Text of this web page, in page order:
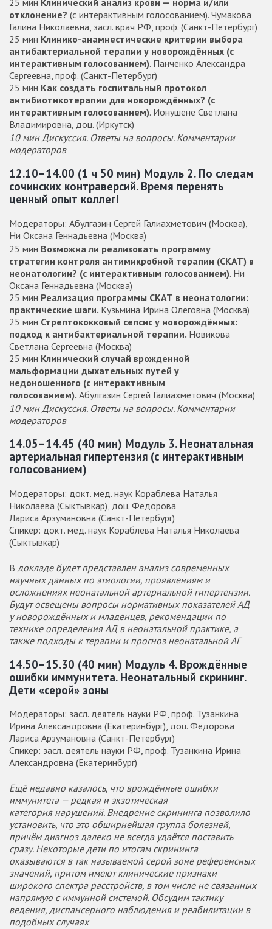
25 мин Клинический анализ крови — норма и/или
отклонение? (с интерактивным голосованием). Чумакова
Галина Николаевна, засл. врач РФ, проф. (Санкт-Петербург)
25 мин Клинико-анамнестические критерии выбора
антибактериальной терапии у новорождённых (с
интерактивным голосованием). Панченко Александра
Сергеевна, проф. (Санкт-Петербург)
25 мин Как создать госпитальный протокол
антибиотикотерапии для новорождённых? (с
интерактивным голосованием). Ионушене Светлана
Владимировна, доц. (Иркутск)
10 мин Дискуссия. Ответы на вопросы. Комментарии
модераторов
12.10–14.00 (1 ч 50 мин) Модуль 2. По следам
сочинских контраверсий. Время перенять
ценный опыт коллег!
Модераторы: Абулгазин Сергей Галиахметович (Москва),
Ни Оксана Геннадьевна (Москва)
25 мин Возможна ли реализовать программу
стратегии контроля антимикробной терапии (СКАТ) в
неонатологии? (с интерактивным голосованием). Ни
Оксана Геннадьевна (Москва)
25 мин Реализация программы СКАТ в неонатологии:
практические шаги. Кузьмина Ирина Олеговна (Москва)
25 мин Стрептококковый сепсис у новорождённых:
подход к антибактериальной терапии. Новикова
Светлана Сергеевна (Москва)
25 мин Клинический случай врожденной
мальформации дыхательных путей у
недоношенного (с интерактивным
голосованием). Абулгазин Сергей Галиахметович (Москва)
10 мин Дискуссия. Ответы на вопросы. Комментарии
модераторов
14.05–14.45 (40 мин) Модуль 3. Неонатальная
артериальная гипертензия (с интерактивным
голосованием)
Модераторы: докт. мед. наук Кораблева Наталья
Николаева (Сыктывкар), доц. Фёдорова
Лариса Арзумановна (Санкт-Петербург)
Спикер: докт. мед. наук Кораблева Наталья Николаева
(Сыктывкар)
В докладе будет представлен анализ современных
научных данных по этиологии, проявлениям и
осложнениях неонатальной артериальной гипертензии.
Будут освещены вопросы нормативных показателей АД
у новорождённых и младенцев, рекомендации по
технике определения АД в неонатальной практике, а
также подходы к терапии и прогноз неонатальной АГ
14.50–15.30 (40 мин) Модуль 4. Врождённые
ошибки иммунитета. Неонатальный скрининг.
Дети «серой» зоны
Модераторы: засл. деятель науки РФ, проф. Тузанкина
Ирина Александровна (Екатеринбург), доц. Фёдорова
Лариса Арзумановна (Санкт-Петербург)
Спикер: засл. деятель науки РФ, проф. Тузанкина Ирина
Александровна (Екатеринбург)
Ещё недавно казалось, что врождённые ошибки
иммунитета — редкая и экзотическая
категория нарушений. Внедрение скрининга позволило
установить, что это обширнейшая группа болезней,
причём диагноз далеко не всегда удаётся поставить
сразу. Некоторые дети по итогам скрининга
оказываются в так называемой серой зоне референсных
значений, притом имеют клинические признаки
широкого спектра расстройств, в том числе не связанных
напрямую с иммунной системой. Обсудим тактику
ведения, диспансерного наблюдения и реабилитации в
подобных случаях